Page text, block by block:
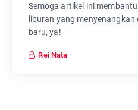
Semoga artikel ini
liburan yang
baru, ya!
Rei Nata